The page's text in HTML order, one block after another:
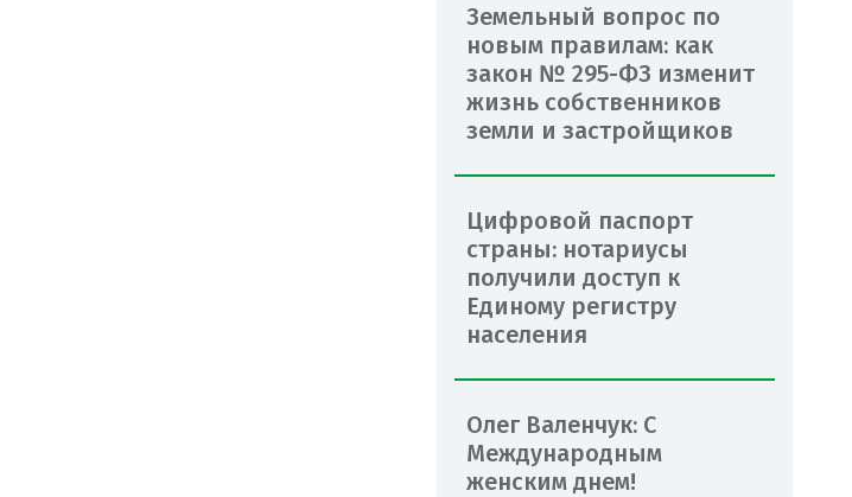
Земельный вопрос по
новым правилам: как
закон № 295-ФЗ изменит
жизнь собственников
земли и застройщиков
Цифровой паспорт
страны: нотариусы
получили доступ к
Единому регистру
населения
Олег Валенчук: С
Международным
женским днем!